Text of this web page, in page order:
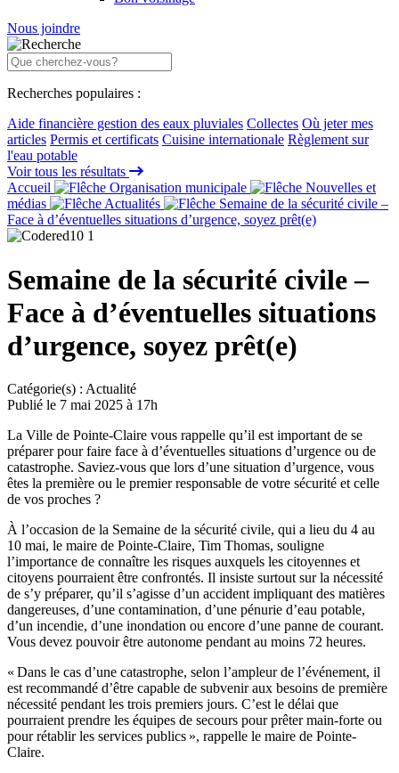
Nous joindre
Recherches populaires :
Aide financière gestion des eaux pluviales Collectes Où jeter mes
articles Permis et certificats Cuisine internationale Règlement sur
l'eau potable
Voir tous les résultats
Accueil
Organisation municipale
Nouvelles et
médias
Actualités
Semaine de la sécurité civile –
Face à d’éventuelles situations d’urgence, soyez prêt(e)
Semaine de la sécurité civile –
Face à d’éventuelles situations
d’urgence, soyez prêt(e)
Catégorie(s) : Actualité
Publié le 7 mai 2025 à 17h
La Ville de Pointe-Claire vous rappelle qu’il est important de se
préparer pour faire face à d’éventuelles situations d’urgence ou de
catastrophe. Saviez-vous que lors d’une situation d’urgence, vous
êtes la première ou le premier responsable de votre sécurité et celle
de vos proches ?
À l’occasion de la Semaine de la sécurité civile, qui a lieu du 4 au
10 mai, le maire de Pointe-Claire, Tim Thomas, souligne
l’importance de connaître les risques auxquels les citoyennes et
citoyens pourraient être confrontés. Il insiste surtout sur la nécessité
de s’y préparer, qu’il s’agisse d’un accident impliquant des matières
dangereuses, d’une contamination, d’une pénurie d’eau potable,
d’un incendie, d’une inondation ou encore d’une panne de courant.
Vous devez pouvoir être autonome pendant au moins 72 heures.
« Dans le cas d’une catastrophe, selon l’ampleur de l’événement, il
est recommandé d’être capable de subvenir aux besoins de première
nécessité pendant les trois premiers jours. C’est le délai que
pourraient prendre les équipes de secours pour prêter main-forte ou
pour rétablir les services publics », rappelle le maire de Pointe-
Claire.